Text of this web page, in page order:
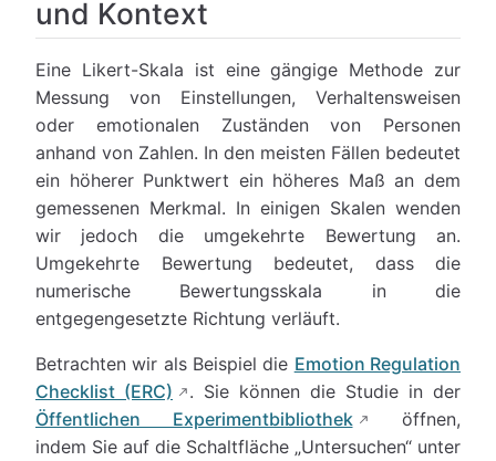
und Kontext
Eine Likert-Skala ist eine gängige Methode zur
Messung von Einstellungen, Verhaltensweisen
oder emotionalen Zuständen von Personen
anhand von Zahlen. In den meisten Fällen bedeutet
ein höherer Punktwert ein höheres Maß an dem
gemessenen Merkmal. In einigen Skalen wenden
wir jedoch die umgekehrte Bewertung an.
Umgekehrte Bewertung bedeutet, dass die
numerische Bewertungsskala in die
entgegengesetzte Richtung verläuft.
Betrachten wir als Beispiel die Emotion Regulation
Checklist (ERC)
. Sie können die Studie in der
Öffentlichen Experimentbibliothek
öffnen,
indem Sie auf die Schaltfläche „Untersuchen“ unter